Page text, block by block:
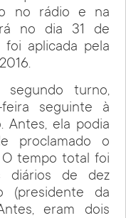
no rádio e na
no dia 31 de
aplicada pela
segundo turno,
seguinte à
Antes, ela podia
proclamado o
tempo total foi
diários de dez
(presidente da
eram dois